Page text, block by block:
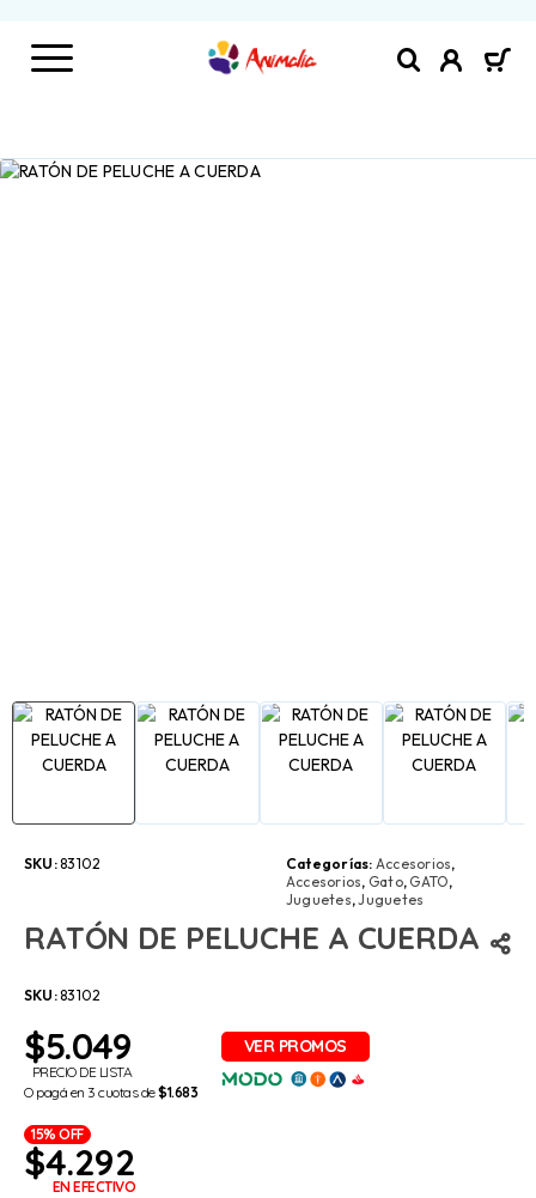
SKU:83102 Categorías: Accesorios,
Accesorios, Gato, GATO,
Juguetes,Juguetes
RATÓN DE PELUCHE A CUERDA
SKU:83102
$5.049
PRECIO DE LISTA
O pagá en 3 cuotas de$1.683
15% OFF
$4.292
EN EFECTIVO